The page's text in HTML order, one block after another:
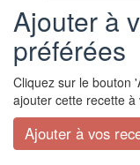
Ajouter à
préférées
Cliquez sur le bouton
ajouter cette recette